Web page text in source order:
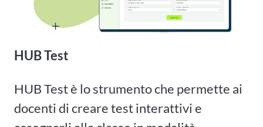
HUB Test
HUB Test è lo strumento che permette ai
docenti di creare test interattivi e